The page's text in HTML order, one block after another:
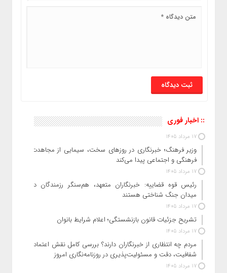
:: اخبار فوری
17 مرداد 1405
وزیر فرهنگ؛ خبرنگاری در روزهای سخت، سیمایی از مجاهدت
فرهنگی و اجتماعی پیدا می‌کند
17 مرداد 1405
رئیس قوه قضاییه: خبرنگاران متعهد، هم‌سنگر رزمندگان در
میدان جنگ شناختی هستند
17 مرداد 1405
تشریح جزئیات قانون بازنشستگی؛ اعلام شرایط بانوان
17 مرداد 1405
مردم چه انتظاری از خبرنگاران دارند؟ بررسی کامل نقش اعتماد،
شفافیت، دقت و مسئولیت‌پذیری در روزنامه‌نگاری امروز
17 مرداد 1405